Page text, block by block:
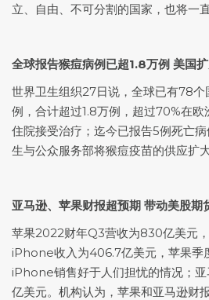
立、自由、不可分割的国家，也将一直
全球报告猴痘病例已超1.8万例 美国
世界卫生组织27日说，全球已有78个
例，合计超过1.8万例，超过70%在
住院接受治疗；迄今已报告5例死亡
生与公众服务部将猴痘疫苗的供应扩大
亚马逊、苹果财报超预期 带动美股期
苹果2022财年Q3营收为830亿美元
iPhone收入为406.7亿美元，苹果季
iPhone销售好于人们担忧的情况；亚
亿美元。机构认为，苹果和亚马逊财